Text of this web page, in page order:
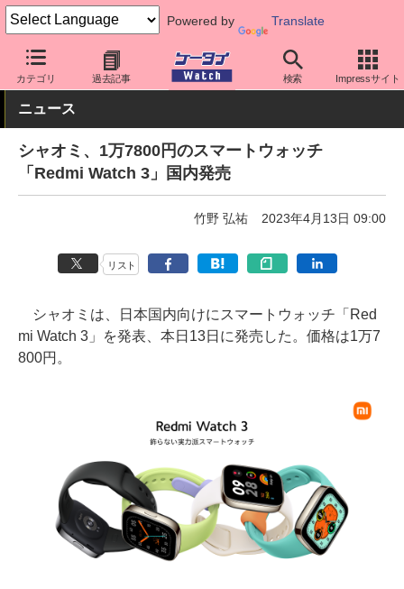
Powered by Translate
カテゴリ 過去記事 検索 Impressサイト
ケータイ Watch 周辺機器/アクセサリー ウェアラブル スマー
ニュース
シャオミ、1万7800円のスマートウォッチ
「Redmi Watch 3」国内発売
竹野 弘祐 2023年4月13日 09:00
リスト
シャオミは、日本国内向けにスマートウォッチ「Red
mi Watch 3」を発表、本日13日に発売した。価格は1万7
800円。